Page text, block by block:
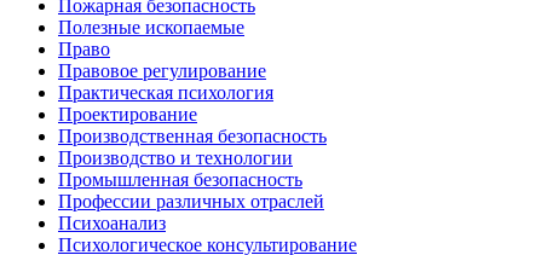
Пожарная безопасность
Полезные ископаемые
Право
Правовое регулирование
Практическая психология
Проектирование
Производственная безопасность
Производство и технологии
Промышленная безопасность
Профессии различных отраслей
Психоанализ
Психологическое консультирование